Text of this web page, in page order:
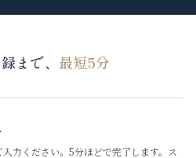
まで、 最短5分
力ください。5分ほどで完了します。ス